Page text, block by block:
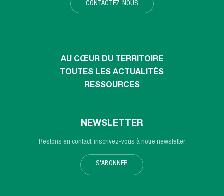
CONTACTEZ-NOUS
AU CŒUR DU TERRITOIRE
TOUTES LES ACTUALITÉS
RESSOURCES
NEWSLETTER
Restons en contact, inscrivez-vous à notre newsletter
S'ABONNER